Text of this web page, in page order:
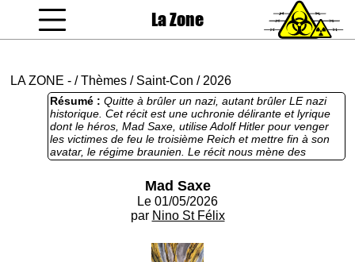
La Zone
LA ZONE - /Thèmes / Saint-Con / 2026
Résumé : Quitte à brûler un nazi, autant brûler LE nazi
historique. Cet récit est une uchronie délirante et lyrique
dont le héros, Mad Saxe, utilise Adolf Hitler pour venger
les victimes de feu le troisième Reich et mettre fin à son
avatar, le régime braunien. Le récit nous mène des
Pouilles, où Hitler se cache dans un hospice de vieillards,
dignitaires de son régime pour une cérémonie sanglante.
A mon sens, le meilleur texte de Nino Saint-Félix. Cette
année, la barre de la Saint-Con est placée haut.
Mad Saxe
Le 01/05/2026
par Nino St Félix